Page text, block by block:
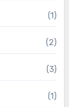
(1)
(2)
(3)
(1)